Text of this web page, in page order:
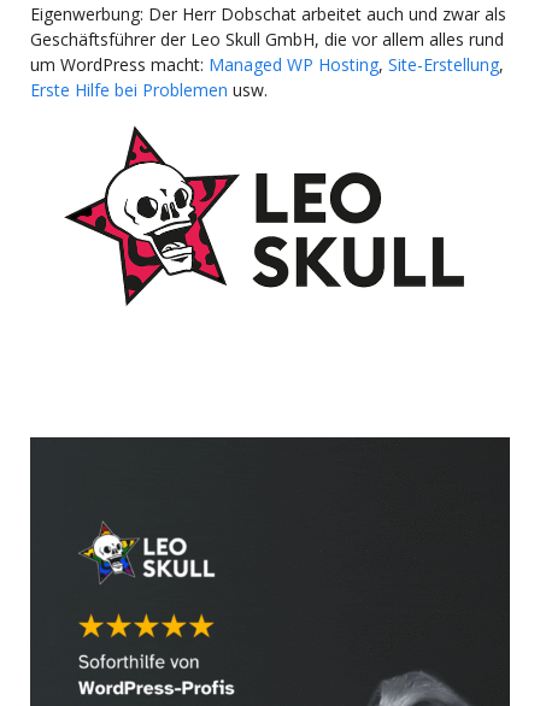
Eigenwerbung: Der Herr Dobschat arbeitet auch und zwar als
Geschäftsführer der Leo Skull GmbH, die vor allem alles rund
um WordPress macht: Managed WP Hosting, Site-Erstellung,
Erste Hilfe bei Problemen usw.